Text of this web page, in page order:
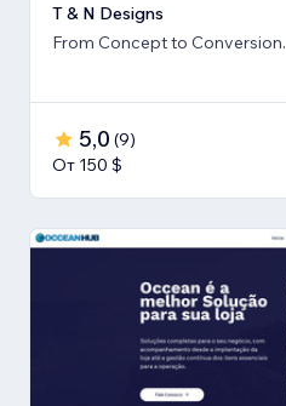
T & N Designs
From Concept to Conversion.
5,0 (9)
От 150 $